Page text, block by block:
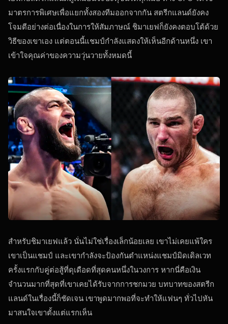
มาตรการพิเศษเพื่อแยกทั้งสองทีมออกจากกัน สตรีกแลนด์ยังคง
โจมตีอย่างต่อเนื่องในการให้สัมภาษณ์ ชิมาเยฟก็ยังคงตอบโต้ด้วย
วิธีของเขาเอง แต่ตอนนี้แชมป์กำลังแสดงให้เห็นอีกด้านหนึ่ง เขา
เข้าใจคุณค่าของความวุ่นวายทั้งหมดนี้
สำหรับชิมาเยฟแล้ว นั่นไม่ใช่เรื่องเล็กน้อยเลย เขาไม่เคยแพ้ใคร
เขาเป็นแชมป์ และเขากำลังจะป้องกันตำแหน่งแชมป์มิดเดิลเวท
ครั้งแรกกับคู่ต่อสู้ที่ดุเดือดที่สุดคนหนึ่งในวงการ หากนี่คือเงิน
จำนวนมากที่สุดที่เขาเคยได้รับจากการชกมวย บทบาทของสตรีก
แลนด์ในเรื่องนี้ก็ชัดเจน เขาพูดมากพอที่จะทำให้แฟนๆ ทั่วไปหัน
มาสนใจเขาตั้งแต่แรกเห็น